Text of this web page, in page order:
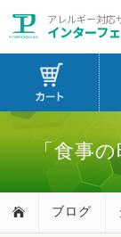
アレルギー対応
インターフ
「食事
ブログ